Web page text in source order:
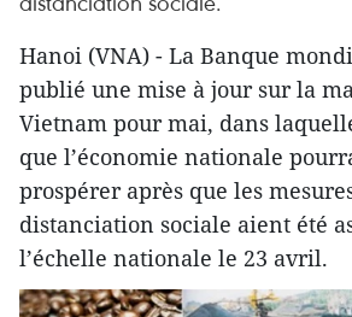
Hanoi (VNA) - La Banque
publié une mise à jour sur la
Vietnam pour mai, dans
que l’économie nationale
prospérer après que les
distanciation sociale aient été
l’échelle nationale le 23 avril.